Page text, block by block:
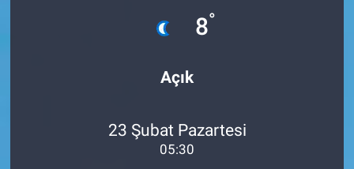
8°
Açık
23 Şubat Pazartesi
05:30